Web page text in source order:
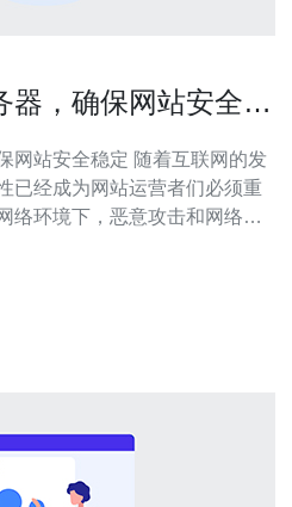
器，确保网站安全稳
定 随着互联网的发
已经成为网站运营者们必须重
络环境下，恶意攻击和网络威
用香港高防服务器成为了不少